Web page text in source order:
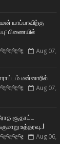
யாப்பாவிற்கு
பிணையில்
Aug 07,
மன்னாரில்
Aug 07,
சூதாட்ட
உத்தரவு..!
Aug 06,